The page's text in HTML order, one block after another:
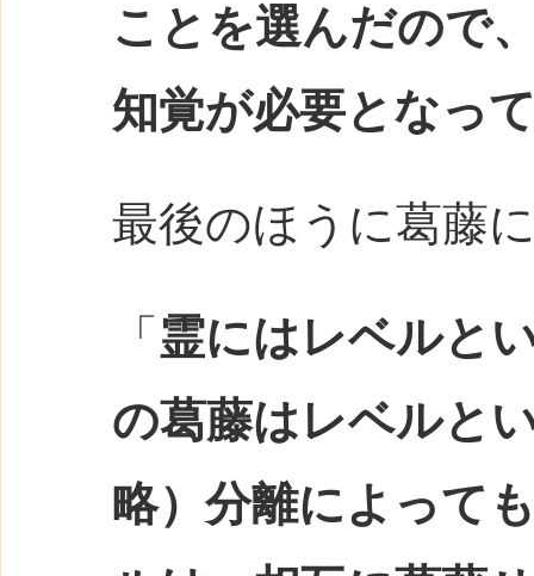
ことを選んだので
知覚が必要となっ
最後のほうに葛藤
「 霊にはレベルと
の葛藤はレベルと
略）分離によって